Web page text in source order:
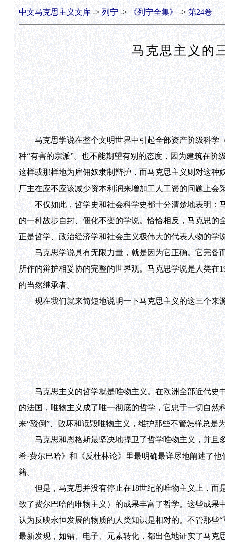
中文马克思主义文库-> 列宁-> 《列宁全集》 -> 第24卷
马克思主义的
马克思学说在整个文明世界中引起全部资产阶级科学
种“有害的宗派”。也不能期望有别的态度，因为建筑在阶
这样或那样地为雇佣奴隶制辩护，而马克思主义则对这
厂主在应不应该减少资本利润来增加工人工资的问题上会
不仅如此，哲学史和社会科学史都十分清楚地表明：
的一种故步自封、僵化不变的学说。恰恰相反，马克思
正是哲学、政治经济学和社会主义极伟大的代表人物的学
马克思学说具有无限力量，就是因为它正确。它完备
所作的辩护相妥协的完整的世界观。马克思学说是人类
的当然继承者。
现在我们就来简短地说明一下马克思主义的这三个来
马克思主义的哲学就是唯物主义。在欧洲全部近代史
的法国，唯物主义成了唯一彻底的哲学，它忠于一切自
来“驳倒”、败坏和诋毁唯物主义，维护那些不管怎样总是
马克思和恩格斯最坚决地捍卫了哲学唯物主义，并且
希·费尔巴哈》和《反杜林论》里最明确最详尽地阐述了
籍。
但是，马克思并没有停止在18世纪的唯物主义上，而
致了费尔巴哈的唯物主义）的成果丰富了哲学。这些成
认为反映永恒发展的物质的人类知识是相对的。不管那些
最新发现，如镭、电子、元素转化，都出色地证实了马克